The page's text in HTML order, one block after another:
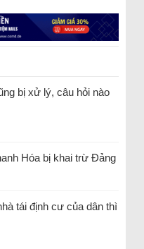
bị xử lý, câu hỏi nào
Hóa bị khai trừ Đảng
tái định cư của dân thì